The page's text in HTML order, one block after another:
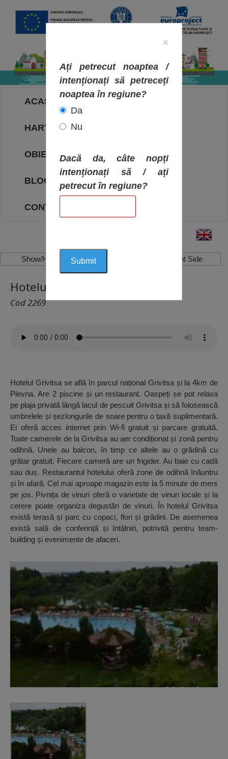
ACASA
HARTA OBIECTIVELOR
OBIECTIVE
BLOG
CONTACT
Show/Hide Left Side Show/Hide Right Side
Hotelul Grivița, Grivița
Cod 2269
Hotelul Grivitsa se află în parcul național Grivitsa și la 4km de
Plevna. Are 2 piscine și un restaurant. Oaspeți se pot relaxa
pe plaja privată lângă lacul de pescuit Grivitsa și să folosească
umbrelele și șezlongurile de soare pentru o taxă suplimentară.
Ei oferă acces internet prin Wi-fi gratuit și parcare gratuită.
Toate camerele de la Grivitsa au aer condiționat și zonă pentru
odihnă. Unele au balcon, în timp ce altele au o grădină cu
grătar gratuit. Fiecare cameră are un frigider. Au baie cu cadă
sau duș. Restaurantul hotelului oferă zone de odihnă înăuntru
și în afară. Cel mai aproape magazin este la 5 minute de mers
pe jos. Pivnița de vinuri oferă o varietate de vinuri locale și la
cerere poate organiza degustări de vinuri. În hotelul Grivitsa
există terasă și parc cu copaci, flori și grădini. De asemenea
există sală de conferință și întâlniri, potrivită pentru team-
building și evenimente de afaceri.
×
Ați petrecut noaptea /
intenționați să petreceți
noaptea în regiune?
Da
Nu
Dacă da, câte nopți
intenționați să / ați
petrecut în regiune?